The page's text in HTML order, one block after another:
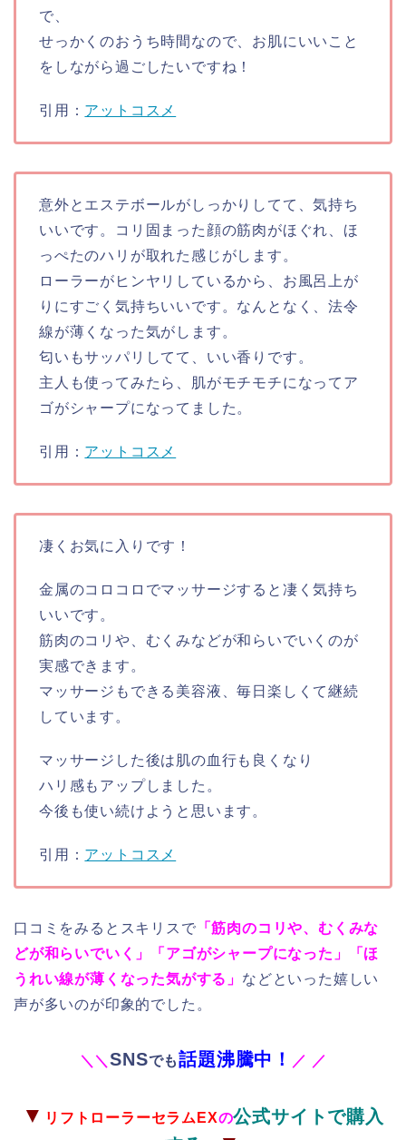
で、
せっかくのおうち時間なので、お肌にいいこと
をしながら過ごしたいですね！
引用： アットコスメ
意外とエステボールがしっかりしてて、気持ち
いいです。コリ固まった顔の筋肉がほぐれ、ほ
っぺたのハリが取れた感じがします。
ローラーがヒンヤリしているから、お風呂上が
りにすごく気持ちいいです。なんとなく、法令
線が薄くなった気がします。
匂いもサッパリしてて、いい香りです。
主人も使ってみたら、肌がモチモチになってア
ゴがシャープになってました。
引用： アットコスメ
凄くお気に入りです！
金属のコロコロでマッサージすると凄く気持ち
いいです。
筋肉のコリや、むくみなどが和らいでいくのが
実感できます。
マッサージもできる美容液、毎日楽しくて継続
しています。
マッサージした後は肌の血行も良くなり
ハリ感もアップしました。
今後も使い続けようと思います。
引用： アットコスメ
口コミをみるとスキリスで 「筋肉のコリや、むくみな
どが和らいでいく」「アゴがシャープになった」「ほ
うれい線が薄くなった気がする」 などといった嬉しい
声が多いのが印象的でした。
＼ ＼SNSでも話題沸騰中！ ／ ／
▼ リフトローラーセラムEXの公式サイトで購入